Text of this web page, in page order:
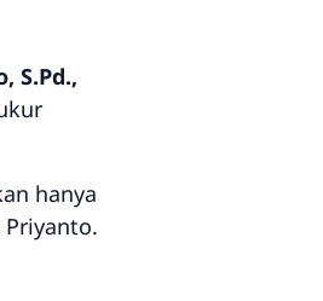
S.Pd.,
hanya